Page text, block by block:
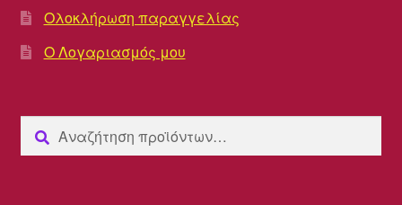
Ολοκλήρωση παραγγελίας
Ο Λογαριασμός μου
Αναζήτηση
για:
Αναζήτηση